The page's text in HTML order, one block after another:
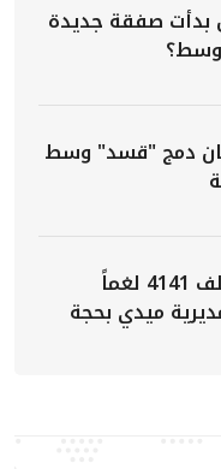
بدأت صفقة جديدة
دمج "قسد" وسط
مشروع "مسام" يتلف 4141 لغماً
ميدي بحجة